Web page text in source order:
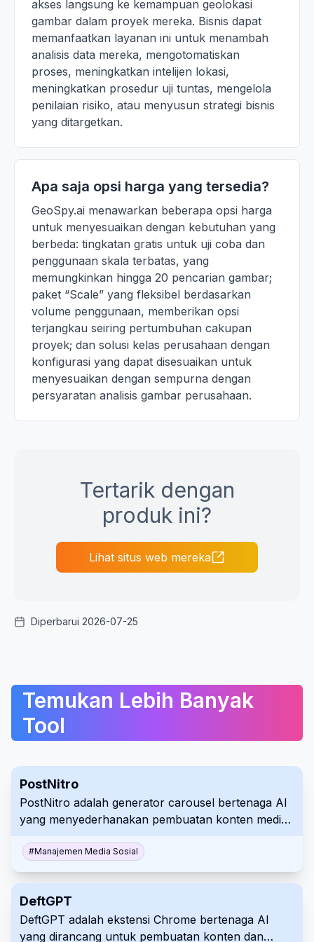
akses langsung ke kemampuan geolokasi
gambar dalam proyek mereka. Bisnis dapat
memanfaatkan layanan ini untuk menambah
analisis data mereka, mengotomatiskan
proses, meningkatkan intelijen lokasi,
meningkatkan prosedur uji tuntas, mengelola
penilaian risiko, atau menyusun strategi bisnis
yang ditargetkan.
Apa saja opsi harga yang tersedia?
GeoSpy.ai menawarkan beberapa opsi harga
untuk menyesuaikan dengan kebutuhan yang
berbeda: tingkatan gratis untuk uji coba dan
penggunaan skala terbatas, yang
memungkinkan hingga 20 pencarian gambar;
paket “Scale” yang fleksibel berdasarkan
volume penggunaan, memberikan opsi
terjangkau seiring pertumbuhan cakupan
proyek; dan solusi kelas perusahaan dengan
konfigurasi yang dapat disesuaikan untuk
menyesuaikan dengan sempurna dengan
persyaratan analisis gambar perusahaan.
Tertarik dengan
produk ini?
Lihat situs web mereka
Diperbarui 2026-07-25
Temukan Lebih Banyak
Tool
PostNitro
PostNitro adalah generator carousel bertenaga AI
yang menyederhanakan pembuatan konten media
konten, topik, atau kata kunci untuk menghasilkan
carousel yang disesuaikan yang menggabungkan
sosial Anda tanpa keahlian desain.
#Manajemen Media Sosial
DeftGPT
DeftGPT adalah ekstensi Chrome bertenaga AI
yang dirancang untuk pembuatan konten dan